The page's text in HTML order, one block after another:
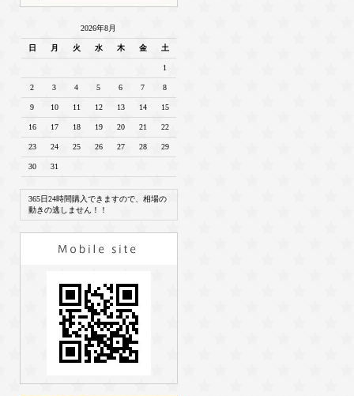
2026年8月
日 月 火 水 木 金 土
1
2 3 4 5 6 7 8
9 10 11 12 13 14 15
16 17 18 19 20 21 22
23 24 25 26 27 28 29
30 31
365日24時間購入できますので、相場の
動きの逃しません！！